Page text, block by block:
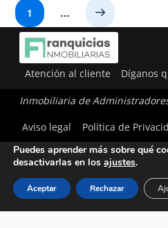
1 … Next
Atención al cliente Díganos
Inmobiliaria de
Aviso legal
Política de
Utilizamos cookies para
nuestra web.
Puedes aprender más sobre qué
desactivarlas en los ajustes.
Aceptar Rechazar